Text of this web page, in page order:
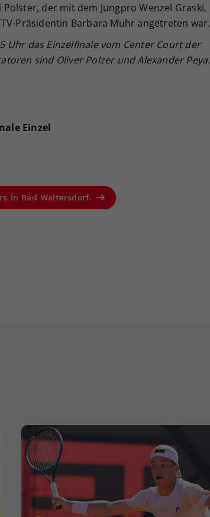
der mit dem Jungpro Wenzel Graski,
Präsidentin Barbara Muhr angetreten war.
Uhr das Einzelfinale vom Center Court der
sind Oliver Polzer und Alexander Peya.
Einzel
in Bad Waltersdorf.